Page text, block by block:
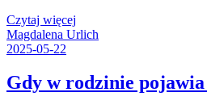
Czytaj więcej
Magdalena Urlich
2025-05-22
Gdy w rodzinie pojawia